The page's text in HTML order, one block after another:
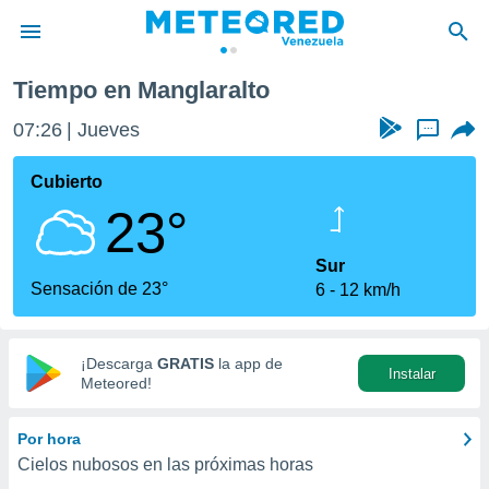
de
ha
que se
calidad.
a este
las
y
digital
basada
Tiempo en Manglaralto
07:26 Jueves ...
Cubierto
23°
Sensación de 23°
Sur
6
12 km/h
¡Descarga GRATIS la app de
Meteored!
Instalar
Por hora
Cielos nubosos en las próximas horas